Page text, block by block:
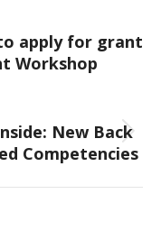
apply for grant
Workshop
New Back
Competencies